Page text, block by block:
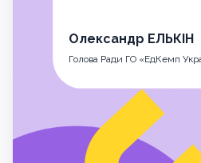
Олександр ЕЛЬКІН
Голова Ради ГО «ЕдКемп